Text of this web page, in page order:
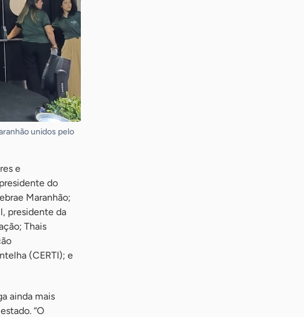
unidos pelo
e
do
Maranhão;
presidente da
Thais
(CERTI); e
ainda mais
“O